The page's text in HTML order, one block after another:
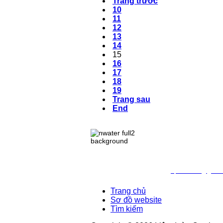
10
11
12
13
14
15
16
17
18
19
Trang sau
End
Trang chủ
Sơ đồ website
Tìm kiếm